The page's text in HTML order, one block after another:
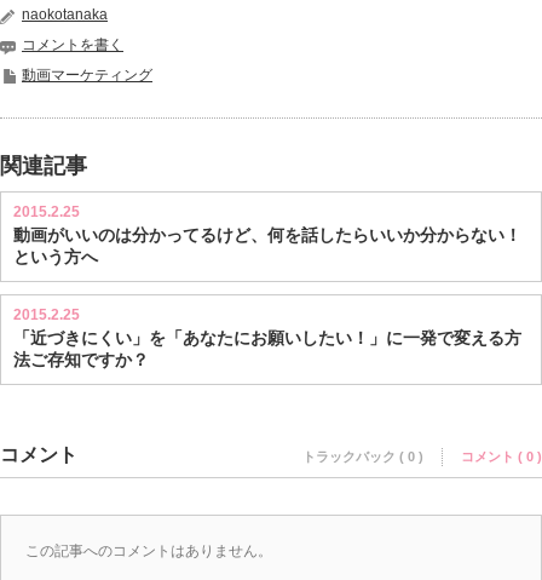
naokotanaka
コメントを書く
動画マーケティング
関連記事
2015.2.25
動画がいいのは分かってるけど、何を話したらいいか分からない！
という方へ
2015.2.25
「近づきにくい」を「あなたにお願いしたい！」に一発で変える方
法ご存知ですか？
コメント トラックバック ( 0 ) コメント ( 0 )
この記事へのコメントはありません。